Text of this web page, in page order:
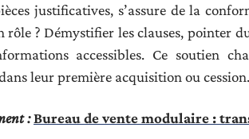
justificatives, s’assure de la
rôle ? Démystifier les clauses, pointer
accessibles. Ce soutien
dans leur première acquisition ou cession.
:Bureau de vente modulaire :